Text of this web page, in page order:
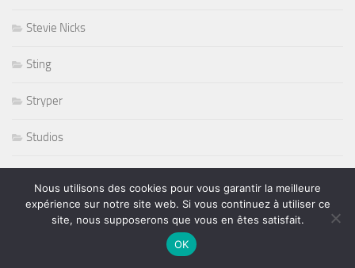
Stevie Nicks
Sting
Stryper
Studios
Sunside
Nous utilisons des cookies pour vous garantir la meilleure
expérience sur notre site web. Si vous continuez à utiliser ce
site, nous supposerons que vous en êtes satisfait.
OK